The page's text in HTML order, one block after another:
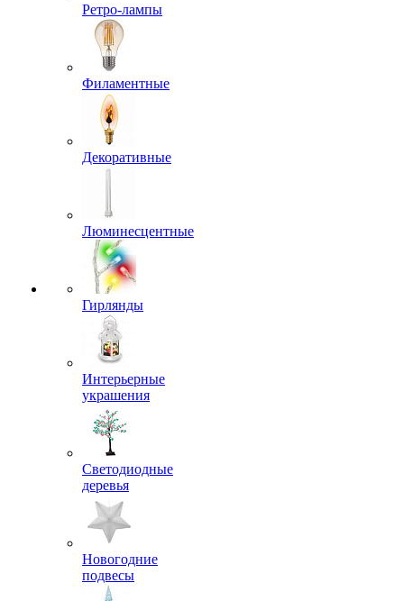
Ретро-лампы
Филаментные
Декоративные
Люминесцентные
Гирлянды
Интерьерные
украшения
Светодиодные
деревья
Новогодние
подвесы